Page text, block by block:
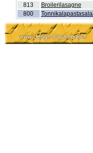
813
Broilerilasagne
800